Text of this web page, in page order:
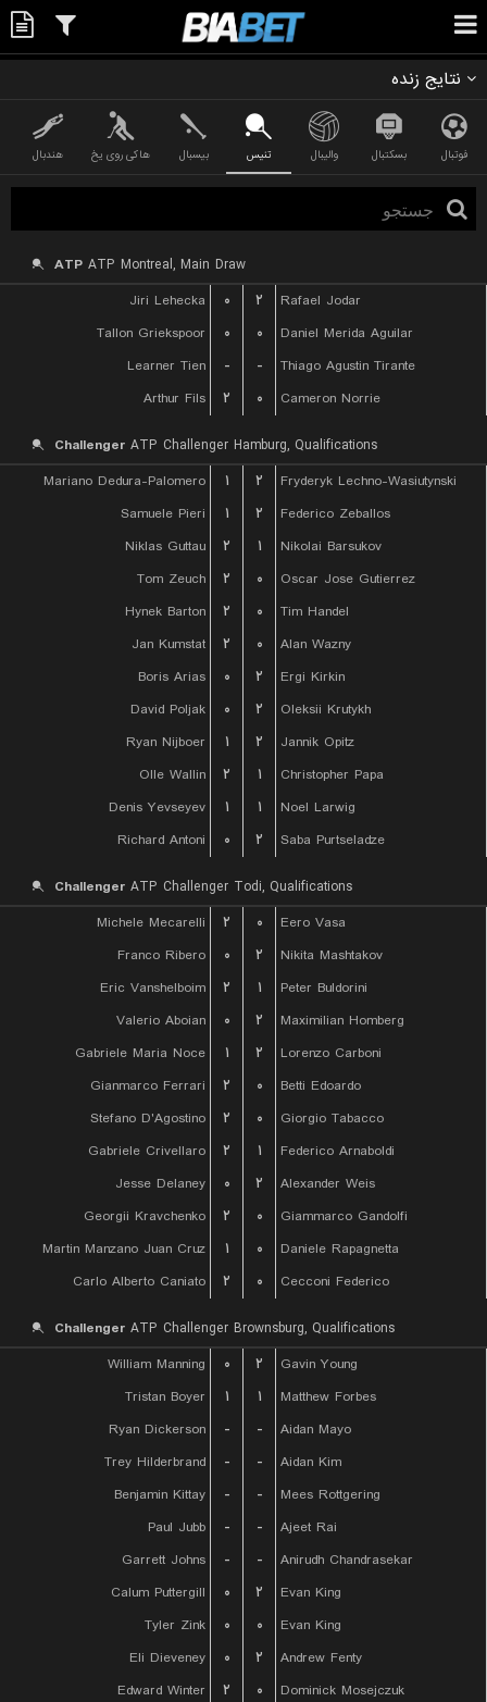
نتایج زنده
فوتبال بسکتبال والیبال تنیس بیسبال هاکی روی یخ هندبال
ATP ATP Montreal, Main Draw
Jiri Lehecka
۰ ۲
Rafael Jodar
Tallon Griekspoor
۰ ۰
Daniel Merida Aguilar
Learner Tien
- -
Thiago Agustin Tirante
Arthur Fils
۲ ۰ Cameron Norrie
Challenger ATP Challenger Hamburg, Qualifications
Mariano Dedura-Palomero
۱ ۲
Fryderyk Lechno-Wasiutynski
Samuele Pieri
۱ ۲
Federico Zeballos
Niklas Guttau
۲ ۱
Nikolai Barsukov
Tom Zeuch
۲ ۰
Oscar Jose Gutierrez
Hynek Barton
۲ ۰
Tim Handel
Jan Kumstat
۲ ۰
Alan Wazny
Boris Arias
۰ ۲
Ergi Kirkin
David Poljak
۰ ۲
Oleksii Krutykh
Ryan Nijboer
۱ ۲
Jannik Opitz
Olle Wallin
۲ ۱
Christopher Papa
Denis Yevseyev
۱ ۱
Noel Larwig
Richard Antoni
۰ ۲ Saba Purtseladze
Challenger ATP Challenger Todi, Qualifications
Michele Mecarelli
۲ ۰
Eero Vasa
Franco Ribero
۰ ۲
Nikita Mashtakov
Eric Vanshelboim
۲ ۱
Peter Buldorini
Valerio Aboian
۰ ۲
Maximilian Homberg
Gabriele Maria Noce
۱ ۲
Lorenzo Carboni
Gianmarco Ferrari
۲ ۰
Betti Edoardo
Stefano D'Agostino
۲ ۰
Giorgio Tabacco
Gabriele Crivellaro
۲ ۱
Federico Arnaboldi
Jesse Delaney
۰ ۲
Alexander Weis
Georgii Kravchenko
۲ ۰
Giammarco Gandolfi
Martin Manzano Juan Cruz
۱ ۰
Daniele Rapagnetta
Carlo Alberto Caniato
۲ ۰ Cecconi Federico
Challenger ATP Challenger Brownsburg, Qualifications
William Manning
۰ ۲
Gavin Young
Tristan Boyer
۱ ۱
Matthew Forbes
Ryan Dickerson
- -
Aidan Mayo
Trey Hilderbrand
- -
Aidan Kim
Benjamin Kittay
- -
Mees Rottgering
Paul Jubb
- -
Ajeet Rai
Garrett Johns
- -
Anirudh Chandrasekar
Calum Puttergill
۰ ۲
Evan King
Tyler Zink
۰ ۰
Evan King
Eli Dieveney
۰ ۲
Andrew Fenty
Edward Winter
۲ ۰
Dominick Mosejczuk